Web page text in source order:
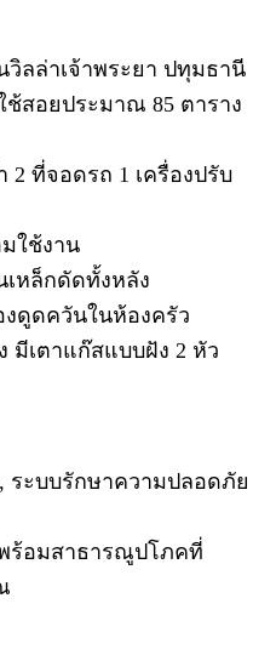
ลล่าเจ้าพระยา ปทุมธานี
ช้สอยประมาณ 85 ตาราง
2 ที่จอดรถ 1 เครื่องปรับ
ใช้งาน
หล็กดัดทั้งหลัง
ดูดควันในห้องครัว
มีเตาแก๊สแบบฝัง 2 หัว
ระบบรักษาความปลอดภัย
ร้อมสาธารณูปโภคที่